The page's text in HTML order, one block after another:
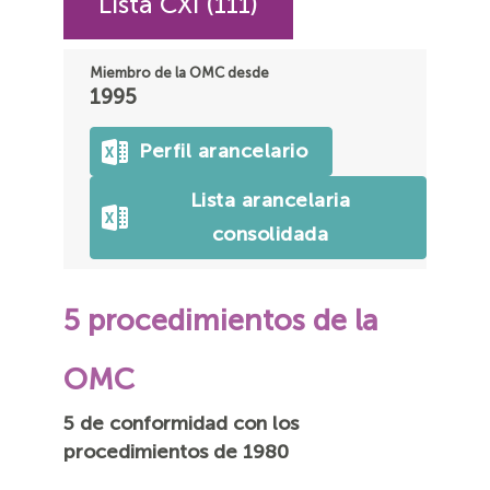
Miembro de la OMC desde
1995
Perfil arancelario
Lista arancelaria
consolidada
5 procedimientos de la
OMC
5 de conformidad con los
procedimientos de 1980